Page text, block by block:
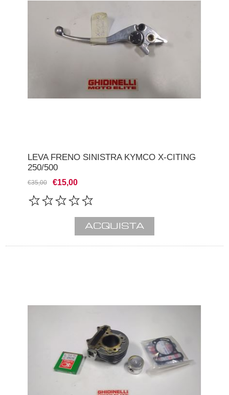
LEVA FRENO SINISTRA KYMCO X-CITING
250/500
€35,00 €15,00